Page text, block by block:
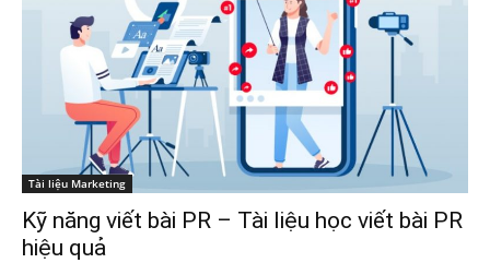
Tài liệu Marketing
Kỹ năng viết bài PR – Tài liệu học viết bài PR
hiệu quả